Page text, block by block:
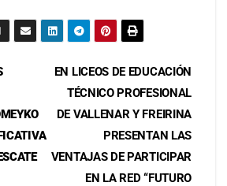
EN LICEOS DE EDUCACIÓN
TÉCNICO PROFESIONAL
DE VALLENAR Y FREIRINA
PRESENTAN LAS
VENTAJAS DE PARTICIPAR
EN LA RED “FUTURO